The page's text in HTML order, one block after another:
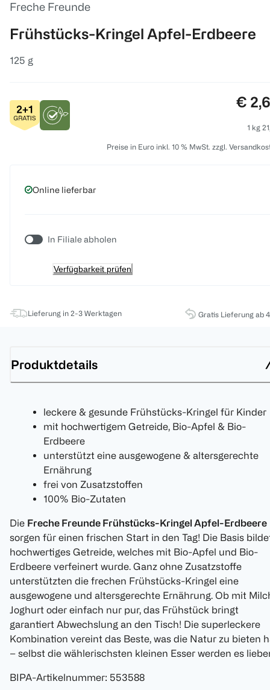
Freche Freunde
Frühstücks-Kringel Apfel-Erdbeere
125 g
€
1 kg
Preise in Euro inkl. 10 % MwSt. zzgl.
Online lieferbar
In Filiale abholen
Verfügbarkeit prüfen
Lieferung in 2-3 Werktagen Gratis Lieferung ab
Produktdetails
leckere & gesunde Frühstücks-Kringel für Kinder
mit hochwertigem Getreide, Bio-Apfel & Bio-
Erdbeere
unterstützt eine ausgewogene & altersgerechte
Ernährung
frei von Zusatzstoffen
100% Bio-Zutaten
Die Freche Freunde Frühstücks-Kringel Apfel-Erdbeere
sorgen für einen frischen Start in den Tag! Die Basis
hochwertiges Getreide, welches mit Bio-Apfel und Bio-
Erdbeere verfeinert wurde. Ganz ohne Zusatzstoffe
unterstützten die frechen Frühstücks-Kringel eine
ausgewogene und altersgerechte Ernährung. Ob mit
Joghurt oder einfach nur pur, das Frühstück bringt
garantiert Abwechslung an den Tisch! Die superleckere
Kombination vereint das Beste, was die Natur zu bieten
– selbst die wählerischsten kleinen Esser werden es
BIPA-Artikelnummer: 553588